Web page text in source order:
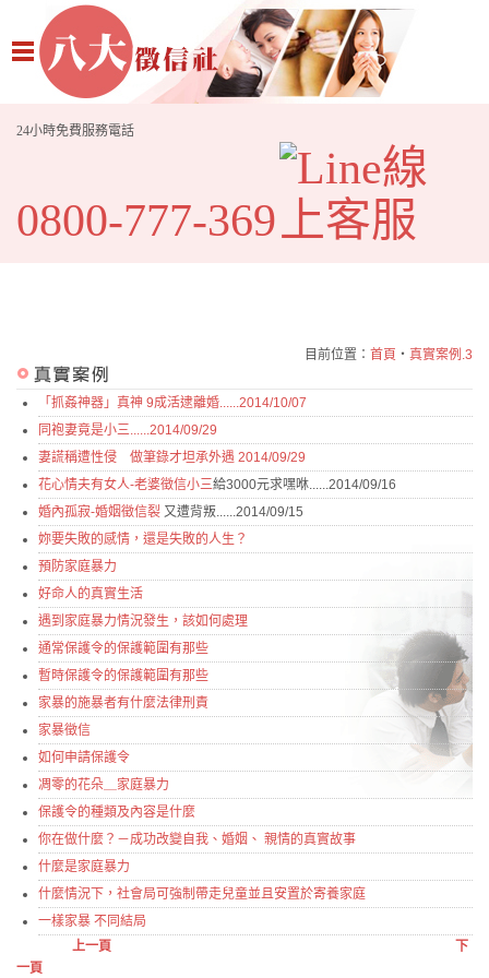
24小時免費服務電話
0800-777-369
目前位置： 首頁 ‧ 真實案例.3
「抓姦神器」真神 9成活逮離婚......2014/10/07
同袍妻竟是小三......2014/09/29
妻謊稱遭性侵 做筆錄才坦承外遇 2014/09/29
花心情夫有女人-老婆徵信小三給3000元求嘿咻......2014/09/16
婚內孤寂-婚姻徵信裂 又遭背叛......2014/09/15
妳要失敗的感情，還是失敗的人生？
預防家庭暴力
好命人的真實生活
遇到家庭暴力情況發生，該如何處理
通常保護令的保護範圍有那些
暫時保護令的保護範圍有那些
家暴的施暴者有什麼法律刑責
家暴徵信
如何申請保護令
凋零的花朵＿家庭暴力
保護令的種類及內容是什麼
你在做什麼？－成功改變自我、婚姻、 親情的真實故事
什麼是家庭暴力
什麼情況下，社會局可強制帶走兒童並且安置於寄養家庭
一樣家暴 不同結局
上一頁
下
一頁